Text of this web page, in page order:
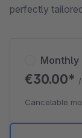
perfectly
Monthly
€30.00*
Cancelable